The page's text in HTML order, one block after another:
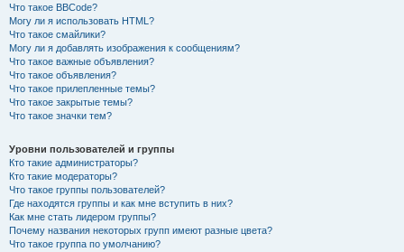
Что такое BBCode?
Могу ли я использовать HTML?
Что такое смайлики?
Могу ли я добавлять изображения к сообщениям?
Что такое важные объявления?
Что такое объявления?
Что такое прилепленные темы?
Что такое закрытые темы?
Что такое значки тем?
Уровни пользователей и группы
Кто такие администраторы?
Кто такие модераторы?
Что такое группы пользователей?
Где находятся группы и как мне вступить в них?
Как мне стать лидером группы?
Почему названия некоторых групп имеют разные цвета?
Что такое группа по умолчанию?